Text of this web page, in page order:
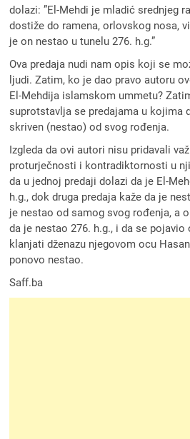
dolazi: ”El-Mehdi je mladić srednjeg
dostiže do ramena, orlovskog nosa,
je on nestao u tunelu 276. h.g.”
Ova predaja nudi nam opis koji se
ljudi. Zatim, ko je dao pravo autoru
El-Mehdija islamskom ummetu?
suprotstavlja se predajama u kojima
skriven (nestao) od svog rođenja.
Izgleda da ovi autori nisu pridavali
proturječnosti i kontradiktornosti u
da u jednoj predaji dolazi da je El-
h.g., dok druga predaja kaže da je
je nestao od samog svog rođenja, a
da je nestao 276. h.g., i da se
klanjati dženazu njegovom ocu
ponovo nestao.
Saff.ba